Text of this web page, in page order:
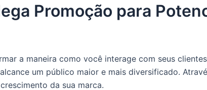
Promoção para
a maneira como você interage com seus
um público maior e mais diversificado.
da sua marca.